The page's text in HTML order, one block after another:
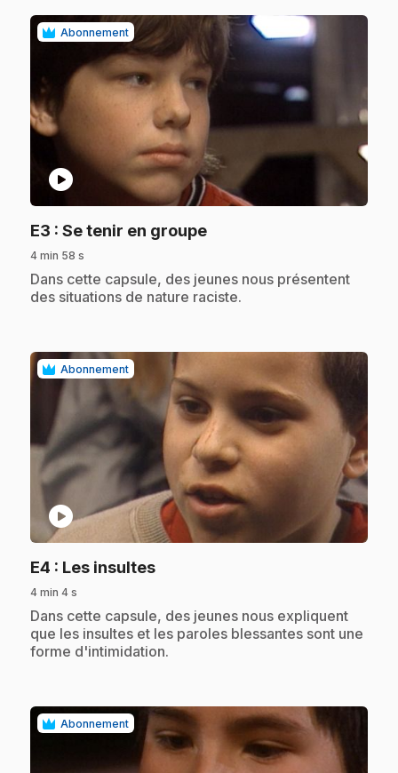
Abonnement
play_circle
E3 : Se tenir en groupe.
4 min 58 s
.Dans cette capsule, des jeunes nous présentent
des situations de nature raciste.
Abonnement
play_circle
E4 : Les insultes.
4 min 4 s
.Dans cette capsule, des jeunes nous expliquent
que les insultes et les paroles blessantes sont une
forme d'intimidation.
Abonnement